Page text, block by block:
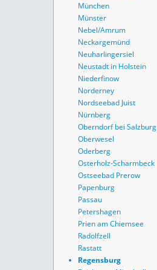
München
Münster
Nebel/Amrum
Neckargemünd
Neuharlingersiel
Neustadt in Holstein
Niederfinow
Norderney
Nordseebad Juist
Nürnberg
Oberndorf bei Salzburg
Oberwesel
Oderberg
Osterholz-Scharmbeck
Ostseebad Prerow
Papenburg
Passau
Petershagen
Prien am Chiemsee
Radolfzell
Rastatt
Regensburg